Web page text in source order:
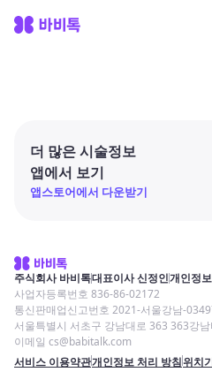
더 많은 시술정보
앱에서 보기
앱스토어에서 다운받기
주식회사 바비톡대표이사 신정인개인정
사업자등록번호 836-86-02172
통신판매업신고번호 2021-서울강남-
서울특별시 서초구 강남대로 363 363강
이메일 cs@babitalk.com
서비스 이용약관개인정보 처리 방침위치